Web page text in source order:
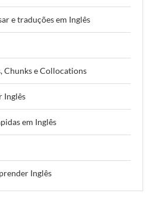
e traduções em Inglês
Chunks e Collocations
Inglês
em Inglês
Inglês